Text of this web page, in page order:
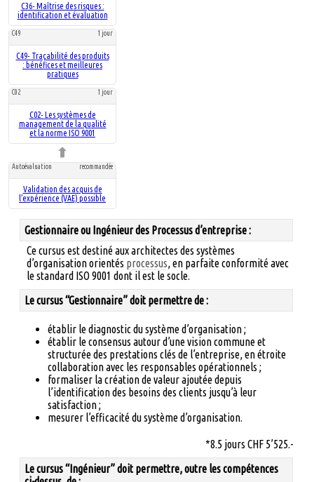
C36- Maîtrise des risques :
identification et évaluation
C49 1 jour
C49- Traçabilité des produits
: bénéfices et meilleures
pratiques
C02 1 jour
C02- Les systèmes de
management de la qualité
et la norme ISO 9001
Autoévaluation recommandée
Validation des acquis de
l’expérience (VAE) possible
Gestionnaire ou Ingénieur des Processus d’entreprise :
Ce cursus est destiné aux architectes des systèmes
d’organisation orientés processus, en parfaite conformité avec
le standard ISO 9001 dont il est le socle.
Le cursus “Gestionnaire” doit permettre de :
établir le diagnostic du système d’organisation ;
établir le consensus autour d’une vision commune et
structurée des prestations clés de l’entreprise, en étroite
collaboration avec les responsables opérationnels ;
formaliser la création de valeur ajoutée depuis
l’identification des besoins des clients jusqu’à leur
satisfaction ;
mesurer l’efficacité du système d’organisation.
*8.5 jours CHF 5’525.-
Le cursus “Ingénieur” doit permettre, outre les compétences